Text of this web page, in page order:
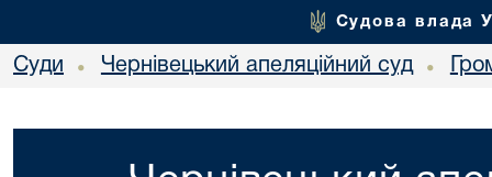
Судова влада
Суди • Чернівецький апеляційний суд •